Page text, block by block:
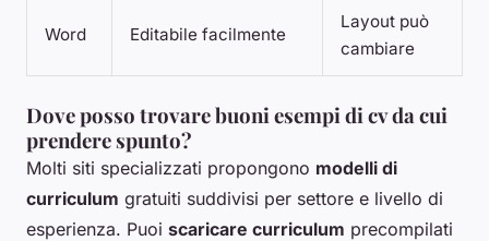
Word Editabile facilmente
Layout può
cambiare
Dove posso trovare buoni esempi di cv da cui
prendere spunto?
Molti siti specializzati propongono modelli di
curriculum gratuiti suddivisi per settore e livello di
esperienza. Puoi scaricare curriculum precompilati